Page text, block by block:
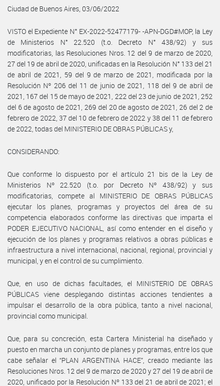
Ciudad de Buenos Aires, 03/06/2022
VISTO el Expediente N° EX-2022-52477179- -APN-DGD#MOP, la Ley
de Ministerios N° 22.520 (t.o. Decreto N° 438/92) y sus
modificatorias, las Resoluciones Nros. 12 del 9 de marzo de 2020,
27 del 19 de abril de 2020, unificadas en la Resolución N° 133 del 21
de abril de 2021, 59 del 9 de marzo de 2021, modificada por la
Resolución Nº 206 del 11 de junio de 2021, 118 del 9 de abril de
2021, 167 del 15 de mayo de 2021, 222 del 23 de junio de 2021, 252
del 6 de agosto de 2021, 269 del 20 de agosto de 2021, 26 del 2 de
febrero de 2022, 37 del 10 de febrero de 2022 y 38 del 11 de febrero
de 2022, todas del MINISTERIO DE OBRAS PÚBLICAS y,
CONSIDERANDO:
Que conforme lo dispuesto por el artículo 21 bis de la Ley de
Ministerios Nº 22.520 (t.o. por Decreto Nº 438/92) y sus
modificatorias, compete al MINISTERIO DE OBRAS PÚBLICAS
ejecutar los planes, programas y proyectos del área de su
competencia elaborados conforme las directivas que imparta el
PODER EJECUTIVO NACIONAL, así como entender en el diseño y
ejecución de los planes y programas relativos a obras públicas e
infraestructura a nivel internacional, nacional, regional, provincial y
municipal, y en el control de su cumplimiento.
Que, en uso de dichas facultades, el MINISTERIO DE OBRAS
PÚBLICAS viene desplegando distintas acciones tendientes a
impulsar el desarrollo de la obra pública, tanto a nivel nacional,
provincial como municipal.
Que, para su concreción, esta Cartera Ministerial ha diseñado y
puesto en marcha un conjunto de planes y programas, entre los que
cabe señalar el “PLAN ARGENTINA HACE”, creado mediante las
Resoluciones Nros. 12 del 9 de marzo de 2020 y 27 del 19 de abril de
2020, unificado por la Resolución Nº 133 del 21 de abril de 2021; el